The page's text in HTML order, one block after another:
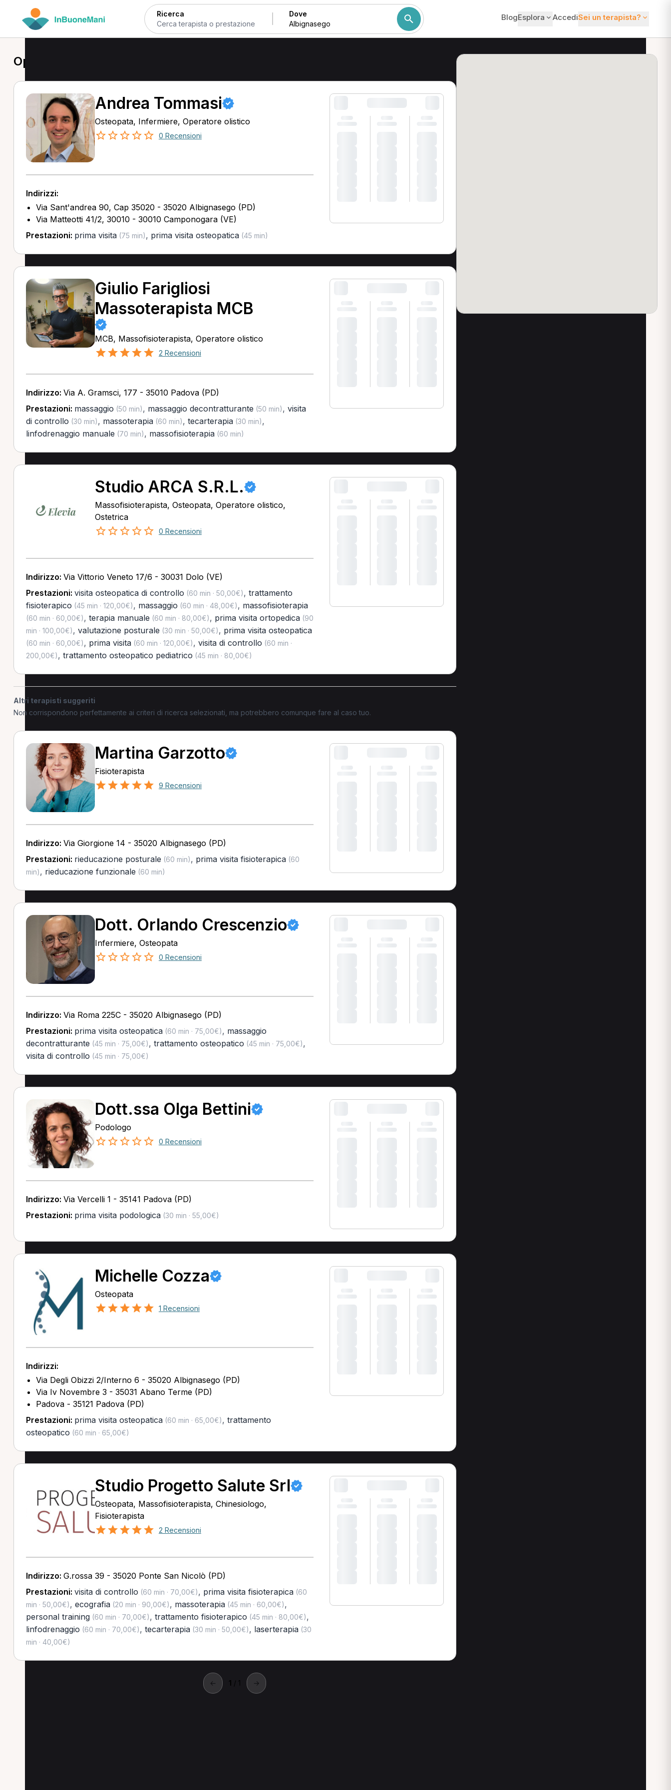
Ricerca Dove BlogEsplora AccediSei un terapista?
Operatore olistico a Albignasego
Andrea Tommasi
Osteopata, Infermiere, Operatore olistico
0 Recensioni
Indirizzi:
Via Sant'andrea 90, Cap 35020 - 35020 Albignasego (PD)
Via Matteotti 41/2, 30010 - 30010 Camponogara (VE)
Prestazioni: prima visita(75 min), prima visita osteopatica(45 min)
Giulio Farigliosi
Massoterapista MCB
MCB, Massofisioterapista, Operatore olistico
2 Recensioni
Indirizzo: Via A. Gramsci, 177 - 35010 Padova (PD)
Prestazioni: massaggio (50 min), massaggio decontratturante (50 min), visita
di controllo (30 min), massoterapia(60 min), tecarterapia(30 min),
linfodrenaggio manuale (70 min), massofisioterapia(60 min)
Studio ARCA S.R.L.
Massofisioterapista, Osteopata, Operatore olistico,
Ostetrica
0 Recensioni
Indirizzo: Via Vittorio Veneto 17/6 - 30031 Dolo (VE)
Prestazioni: visita osteopatica di controllo (60 min · 50,00€), trattamento
fisioterapico (45 min · 120,00€), massaggio (60 min · 48,00€), massofisioterapia
(60 min · 60,00€), terapia manuale (60 min · 80,00€), prima visita ortopedica(90
min · 100,00€), valutazione posturale (30 min · 50,00€), prima visita osteopatica
(60 min · 60,00€), prima visita(60 min · 120,00€), visita di controllo (60 min ·
200,00€), trattamento osteopatico pediatrico (45 min · 80,00€)
Altri terapisti suggeriti
Non corrispondono perfettamente ai criteri di ricerca selezionati, ma potrebbero comunque fare al caso tuo.
Martina Garzotto
Fisioterapista
9 Recensioni
Indirizzo: Via Giorgione 14 - 35020 Albignasego (PD)
Prestazioni: rieducazione posturale (60 min), prima visita fisioterapica(60
min), rieducazione funzionale (60 min)
Dott. Orlando Crescenzio
Infermiere, Osteopata
0 Recensioni
Indirizzo: Via Roma 225C - 35020 Albignasego (PD)
Prestazioni: prima visita osteopatica(60 min · 75,00€), massaggio
decontratturante (45 min · 75,00€), trattamento osteopatico (45 min · 75,00€),
visita di controllo (45 min · 75,00€)
Dott.ssa Olga Bettini
Podologo
0 Recensioni
Indirizzo: Via Vercelli 1 - 35141 Padova (PD)
Prestazioni: prima visita podologica(30 min · 55,00€)
Michelle Cozza
Osteopata
1 Recensioni
Indirizzi:
Via Degli Obizzi 2/Interno 6 - 35020 Albignasego (PD)
Via Iv Novembre 3 - 35031 Abano Terme (PD)
Padova - 35121 Padova (PD)
Prestazioni: prima visita osteopatica(60 min · 65,00€), trattamento
osteopatico (60 min · 65,00€)
Studio Progetto Salute Srl
Osteopata, Massofisioterapista, Chinesiologo,
Fisioterapista
2 Recensioni
Indirizzo: G.rossa 39 - 35020 Ponte San Nicolò (PD)
Prestazioni: visita di controllo (60 min · 70,00€), prima visita fisioterapica(60
min · 50,00€), ecografia(20 min · 90,00€), massoterapia(45 min · 60,00€),
personal training(60 min · 70,00€), trattamento fisioterapico (45 min · 80,00€),
linfodrenaggio (60 min · 70,00€), tecarterapia(30 min · 50,00€), laserterapia(30
min · 40,00€)
← 1 / 1 →